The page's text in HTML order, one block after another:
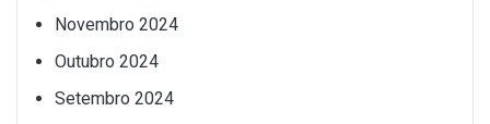
Novembro 2024
Outubro 2024
Setembro 2024